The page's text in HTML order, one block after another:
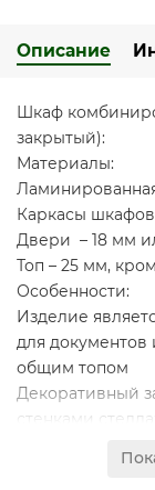
Описание
Шкаф
закрытый):
Материалы:
Каркасы
Двери – 18 мм
Топ – 25 мм,
Особенности:
Изделие
для
общим топом
Декоративный
стенками
размещение